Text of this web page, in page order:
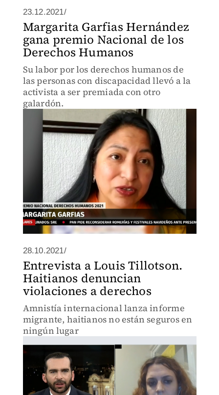
23.12.2021/
Margarita Garfias Hernández
gana premio Nacional de los
Derechos Humanos
Su labor por los derechos humanos de
las personas con discapacidad llevó a la
activista a ser premiada con otro
galardón.
28.10.2021/
Entrevista a Louis Tillotson.
Haitianos denuncian
violaciones a derechos
Amnistía internacional lanza informe
migrante, haitianos no están seguros en
ningún lugar